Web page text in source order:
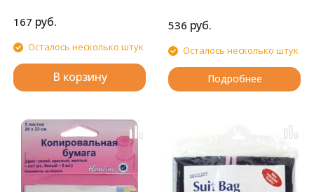
167 руб.
Осталось несколько штук
В корзину
536 руб.
Осталось несколько штук
Подробнее